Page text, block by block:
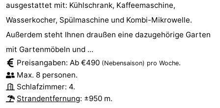
ausgestattet mit: Kühlschrank, Kaffeemaschine,
Wasserkocher, Spülmaschine und Kombi-Mikrowelle.
Außerdem steht Ihnen draußen eine dazugehörige Garten
mit Gartenmöbeln und ...
Preisangaben: Ab €490 (Nebensaison) pro Woche.
Max. 8 personen.
Schlafzimmer: 4.
Strandentfernung: ±950 m.